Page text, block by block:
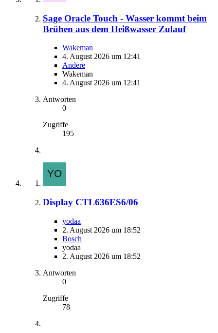
Sage Oracle Touch - Wasser kommt beim
Brühen aus dem Heißwasser Zulauf
Wakeman
4. August 2026 um 12:41
Andere
Wakeman
4. August 2026 um 12:41
Antworten
0
Zugriffe
195
Display CTL636ES6/06
yodaa
2. August 2026 um 18:52
Bosch
yodaa
2. August 2026 um 18:52
Antworten
0
Zugriffe
78